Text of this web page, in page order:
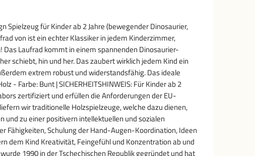
für Kinder ab 2 Jahre (bewegender Dinosaurier,
von ist ein echter Klassiker in jedem Kinderzimmer,
Laufrad kommt in einem spannenden Dinosaurier-
schiebt, hin und her. Das zaubert wirklich jedem Kind ein
extrem robust und widerstandsfähig. Das ideale
- Farbe: Bunt | SICHERHEITSHINWEIS: Für Kinder ab 2
zertifiziert und erfüllen die Anforderungen der EU-
wir traditionelle Holzspielzeuge, welche dazu dienen,
und zu einer positivern intellektuellen und sozialen
Fähigkeiten, Schulung der Hand-Augen-Koordination, Ideen
dem Kind Kreativität, Feingefühl und Konzentration ab und
1990 in der Tschechischen Republik gegründet und hat